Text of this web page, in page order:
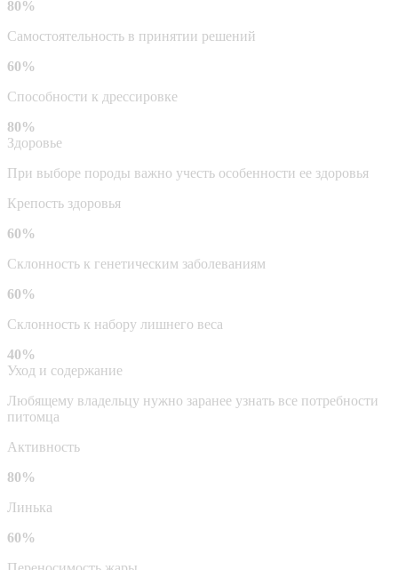
80%
Самостоятельность в принятии решений
60%
Способности к дрессировке
80%
Здоровье
При выборе породы важно учесть особенности ее здоровья
Крепость здоровья
60%
Склонность к генетическим заболеваниям
60%
Склонность к набору лишнего веса
40%
Уход и содержание
Любящему владельцу нужно заранее узнать все потребности
питомца
Активность
80%
Линька
60%